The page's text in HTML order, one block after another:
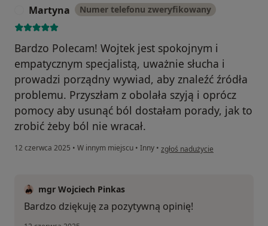
Martyna Numer telefonu zweryfikowany
Bardzo Polecam! Wojtek jest spokojnym i
empatycznym specjalistą, uważnie słucha i
prowadzi porządny wywiad, aby znaleźć źródła
problemu. Przyszłam z obolała szyją i oprócz
pomocy aby usunąć ból dostałam porady, jak to
zrobić żeby ból nie wracał.
12 czerwca 2025 • W innym miejscu • Inny • w opinii użytkownika Martyna
zgłoś nadużycie
mgr Wojciech Pinkas
Bardzo dziękuję za pozytywną opinię!